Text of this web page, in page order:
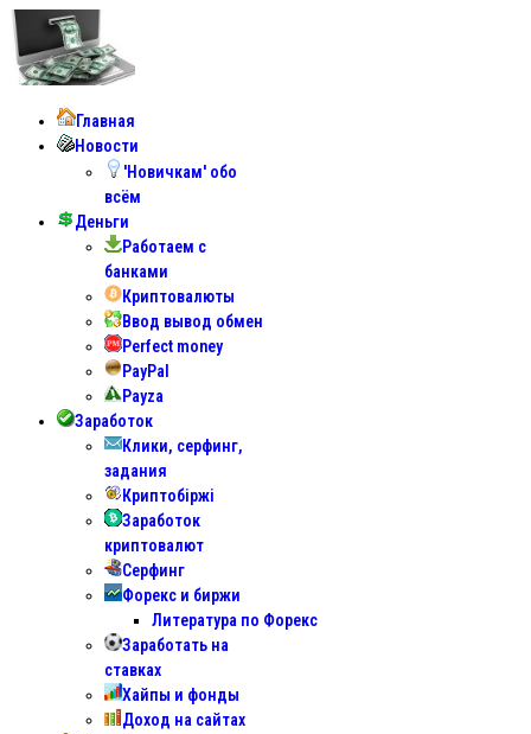
Главная
Новости
'Новичкам' обо
всём
Деньги
Работаем с
банками
Криптовалюты
Ввод вывод обмен
Perfect money
PayPal
Payza
Заработок
Клики, серфинг,
задания
Криптобіржі
Заработок
криптовалют
Серфинг
Форекс и биржи
Литература по Форекс
Заработать на
ставках
Хайпы и фонды
Доход на сайтах